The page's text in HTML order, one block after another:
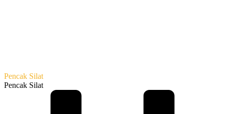
Pencak Silat
Pencak Silat